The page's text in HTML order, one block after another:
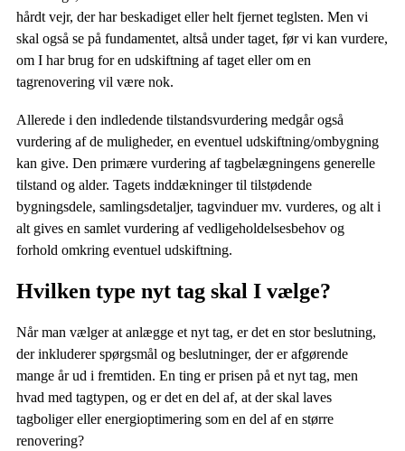
hårdt vejr, der har beskadiget eller helt fjernet teglsten. Men vi
skal også se på fundamentet, altså under taget, før vi kan vurdere,
om I har brug for en udskiftning af taget eller om en
tagrenovering vil være nok.
Allerede i den indledende tilstandsvurdering medgår også
vurdering af de muligheder, en eventuel udskiftning/ombygning
kan give. Den primære vurdering af tagbelægningens generelle
tilstand og alder. Tagets inddækninger til tilstødende
bygningsdele, samlingsdetaljer, tagvinduer mv. vurderes, og alt i
alt gives en samlet vurdering af vedligeholdelsesbehov og
forhold omkring eventuel udskiftning.
Hvilken type nyt tag skal I vælge?
Når man vælger at anlægge et nyt tag, er det en stor beslutning,
der inkluderer spørgsmål og beslutninger, der er afgørende
mange år ud i fremtiden. En ting er prisen på et nyt tag, men
hvad med tagtypen, og er det en del af, at der skal laves
tagboliger eller energioptimering som en del af en større
renovering?